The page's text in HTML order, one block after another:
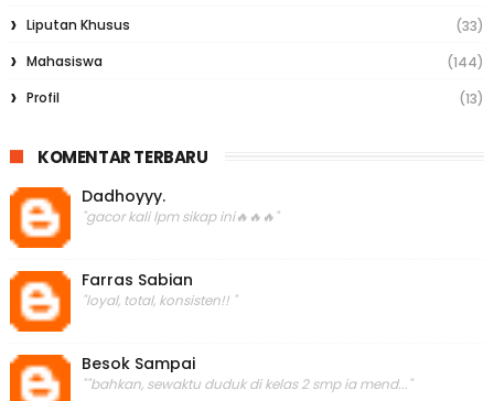
Liputan Khusus
(33)
Mahasiswa
(144)
Profil
(13)
KOMENTAR TERBARU
Dadhoyyy.
"gacor kali lpm sikap ini🔥🔥🔥"
Farras Sabian
"loyal, total, konsisten!! "
Besok Sampai
""bahkan, sewaktu duduk di kelas 2 smp ia mend..."